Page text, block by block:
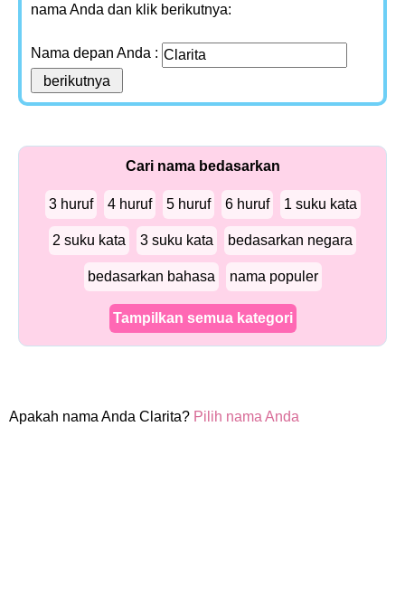
nama Anda dan klik berikutnya:
Nama depan Anda :
Cari nama bedasarkan
3 huruf 4 huruf 5 huruf 6 huruf 1 suku kata
2 suku kata 3 suku kata bedasarkan negara
bedasarkan bahasa nama populer
Tampilkan semua kategori
Apakah nama Anda Clarita? Pilih nama Anda